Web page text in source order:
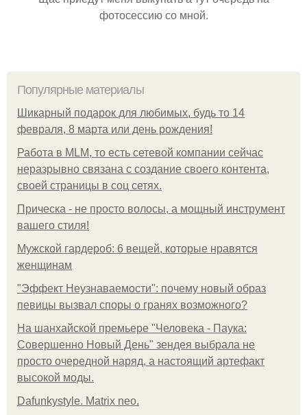
фотосессию со мной.
Популярные материалы
Шикарный подарок для любимых, будь то 14
февраля, 8 марта или день рождения!
Работа в MLM, то есть сетевой компании сейчас
неразрывно связана с создание своего контента,
своей страницы в соц сетях.
Прическа - не просто волосы, а мощный инструмент
вашего стиля!
Мужской гардероб: 6 вещей, которые нравятся
женщинам
"Эффект Неузнаваемости": почему новый образ
певицы вызвал споры о гранях возможного?
На шанхайской премьере "Человека - Паука:
Совершенно Новый День" зендея выбрала не
просто очередной наряд, а настоящий артефакт
высокой моды.
Dafunkystyle. Matrix neo.